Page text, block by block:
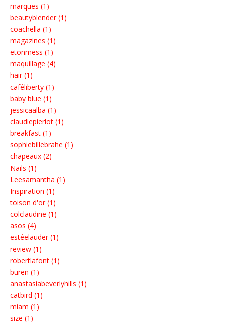
marques (1)
beautyblender (1)
coachella (1)
magazines (1)
etonmess (1)
maquillage (4)
hair (1)
caféliberty (1)
baby blue (1)
jessicaalba (1)
claudiepierlot (1)
breakfast (1)
sophiebillebrahe (1)
chapeaux (2)
Nails (1)
Leesamantha (1)
Inspiration (1)
toison d'or (1)
colclaudine (1)
asos (4)
estéelauder (1)
review (1)
robertlafont (1)
buren (1)
anastasiabeverlyhills (1)
catbird (1)
miam (1)
size (1)